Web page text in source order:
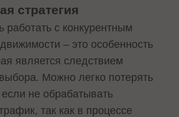
стратегия
работать с конкурентным
– это особенность
является следствием
Можно легко потерять
не обрабатывать
так как в процессе